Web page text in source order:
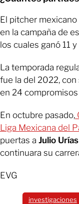
El pitcher
en la campaña de
los cuales ganó 11
La temporada
fue la del 2022,
en 24
En octubre pasado,
Liga Mexicana del
puertas a Julio Urías
continuara su
EVG
investigaciones